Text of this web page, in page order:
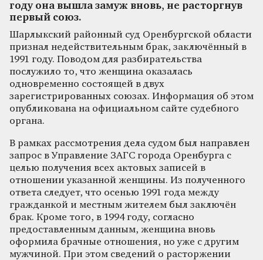
году она вышла замуж вновь, не расторгнув
первый союз.
Шарлыкский районный суд Оренбургской области
признал недействительным брак, заключённый в
1991 году. Поводом для разбирательства
послужило то, что женщина оказалась
одновременно состоящей в двух
зарегистрированных союзах. Информация об этом
опубликована на официальном сайте судебного
органа.
В рамках рассмотрения дела судом был направлен
запрос в Управление ЗАГС города Оренбурга с
целью получения всех актовых записей в
отношении указанной женщины. Из полученного
ответа следует, что осенью 1991 года между
гражданкой и местным жителем был заключён
брак. Кроме того, в 1994 году, согласно
предоставленным данным, женщина вновь
оформила брачные отношения, но уже с другим
мужчиной. При этом сведений о расторжении